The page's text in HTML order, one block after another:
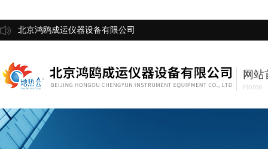
北京鸿鸥成运仪器设备有限公司
网站
Home